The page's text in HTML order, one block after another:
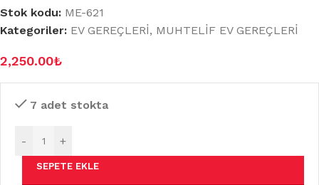
Stok kodu: ME-621
Kategoriler: EV GEREÇLERİ, MUHTELİF EV GEREÇLERİ
2,250.00₺
7 adet stokta
- +
SEPETE EKLE